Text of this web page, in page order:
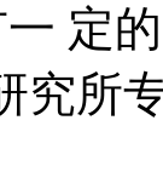
定
究所